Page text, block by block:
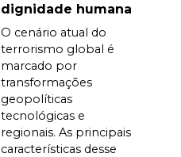
dignidade humana
O cenário atual do
terrorismo global é
marcado por
transformações
geopolíticas
tecnológicas e
regionais. As principais
características desse